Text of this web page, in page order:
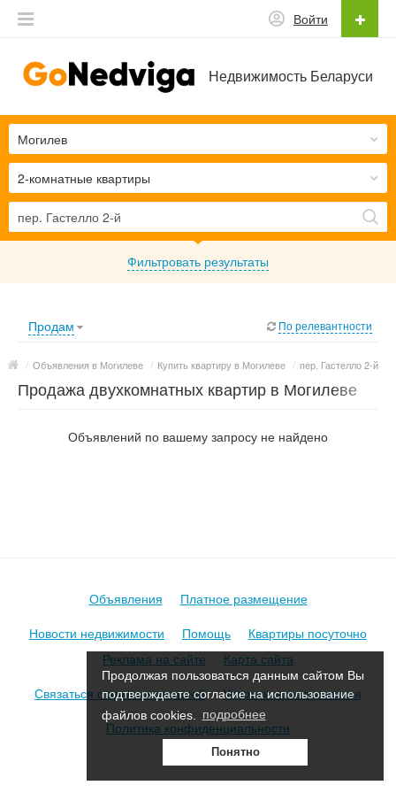
Продолжая пользоваться данным сайтом Вы
подтверждаете согласие на использование
файлов cookies.
подробнее
Понятно
Недвижимость Беларуси
Войти
2-комнатные квартиры
Могилев
Фильтровать результаты
Продам По релевантности
/ Объявления в Могилеве / Купить квартиру в Могилеве / пер. Гастелло 2-й
Продажа двухкомнатных квартир в Могилеве
Объявлений по вашему запросу не найдено
Объявления
Платное размещение
Новости недвижимости
Помощь
Квартиры посуточно
Реклама на сайте
Карта сайта
Связаться с администрацией
Условия использования
Политика конфиденциальности